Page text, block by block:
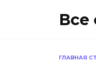
Все
ГЛАВНАЯ